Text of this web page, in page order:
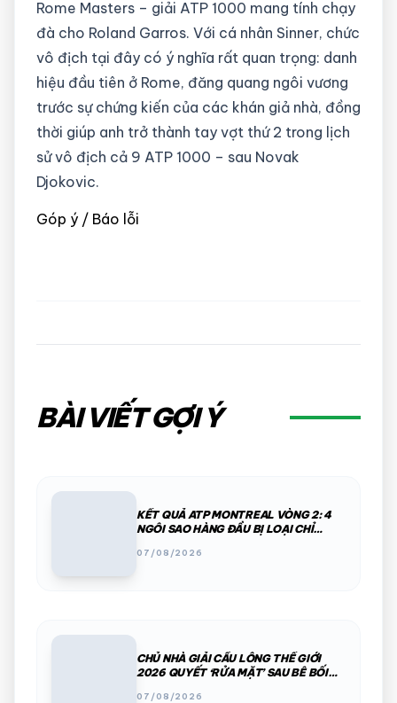
Rome Masters – giải ATP 1000 mang tính chạy
đà cho Roland Garros. Với cá nhân Sinner, chức
vô địch tại đây có ý nghĩa rất quan trọng: danh
hiệu đầu tiên ở Rome, đăng quang ngôi vương
trước sự chứng kiến của các khán giả nhà, đồng
thời giúp anh trở thành tay vợt thứ 2 trong lịch
sử vô địch cả 9 ATP 1000 – sau Novak
Djokovic.
Góp ý / Báo lỗi
BÀI VIẾT GỢI Ý
KẾT QUẢ ATP MONTREAL VÒNG 2: 4
NGÔI SAO HÀNG ĐẦU BỊ LOẠI CHỈ
07/08/2026
CHỦ NHÀ GIẢI CẦU LÔNG THẾ GIỚI
2026 QUYẾT ‘RỬA MẶT’ SAU BÊ BỐI
07/08/2026